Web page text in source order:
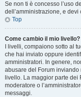
Se non ti è concesso l’uso
dell’amministrazione, e
Top
Come cambio il mio livello?
I livelli, compaiono sotto al
che hai inviato oppure
amministratori. In genere,
abusare del Forum
livello. La maggior parte dei
moderatore o
messaggi.